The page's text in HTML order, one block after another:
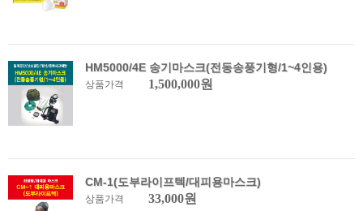
HM5000/4E 송기마스크(전동송풍기형/1~4인용)
상품가격 1,500,000원
CM-1(도부라이프텍/대피용마스크)
상품가격 33,000원